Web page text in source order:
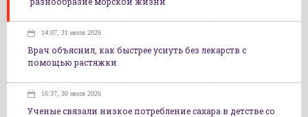
14:07, 31 июля 2026
Врач объяснил, как быстрее уснуть без лекарств с
помощью растяжки
16:37, 30 июля 2026
Ученые связали низкое потребление сахара в детстве со